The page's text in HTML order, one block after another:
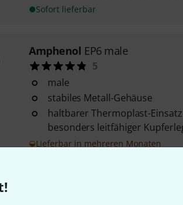
Sofort lieferbar
Amphenol EP6 male
5
male
stabiles Metall-Gehäuse
haltbarer Thermoplast-
besonders leitfähiger
Lieferbar in mehreren Monaten